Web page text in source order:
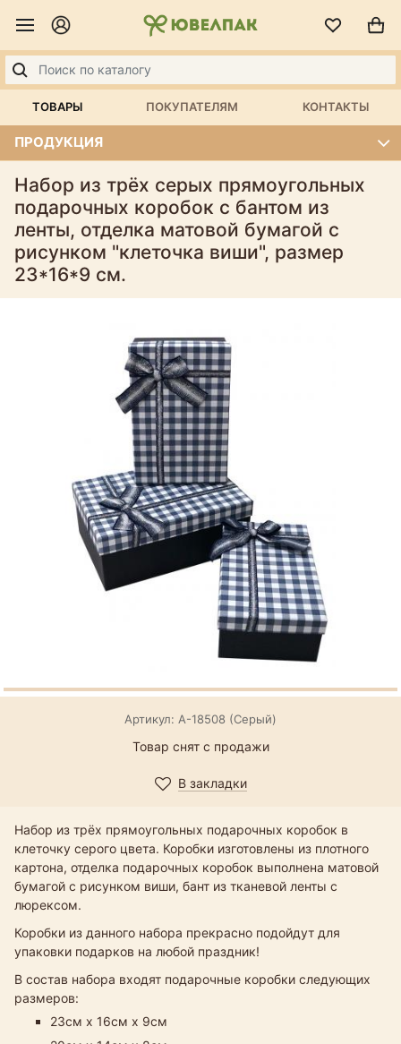
ТОВАРЫ ПОКУПАТЕЛЯМ КОНТАКТЫ
ПРОДУКЦИЯ
Набор из трёх серых прямоугольных
подарочных коробок с бантом из
ленты, отделка матовой бумагой c
рисунком "клеточка виши", размер
23*16*9 см.
Артикул: А-18508 (Серый)
Товар снят с продажи
В закладки
Набор из трёх прямоугольных подарочных коробок в
клеточку серого цвета. Коробки изготовлены из плотного
картона, отделка подарочных коробок выполнена матовой
бумагой с рисунком виши, бант из тканевой ленты с
люрексом.
Коробки из данного набора прекрасно подойдут для
упаковки подарков на любой праздник!
В состав набора входят подарочные коробки следующих
размеров:
23см х 16см х 9см